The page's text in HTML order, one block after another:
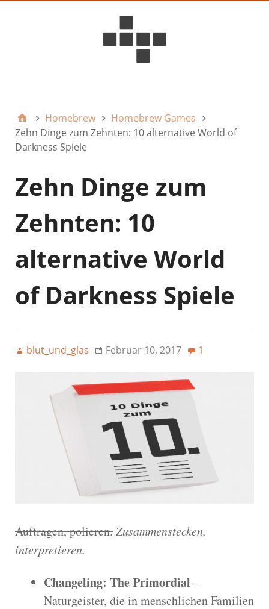
Homebrew
Homebrew Games
Zehn Dinge zum Zehnten: 10 alternative World of
Darkness Spiele
Zehn Dinge zum
Zehnten: 10
alternative World
of Darkness Spiele
blut_und_glas Februar 10, 2017 1
Auftragen, polieren.Zusammenstecken,
interpretieren.
Changeling: The Primordial –
Naturgeister, die in menschlichen Familien